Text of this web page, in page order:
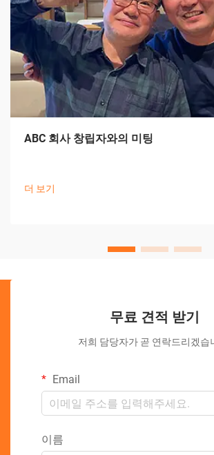
ABC 회사 창립자와의 미팅
더 보기
무료 견적 받기
저희 담당자가 곧 연락드리겠습
Email
이름